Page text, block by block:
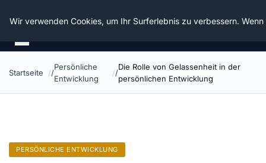
Die Schnitter
Startseite
Persönliche
Entwicklung
Die Rolle von Gelassenheit in der
persönlichen Entwicklung
PERSÖNLICHE ENTWICKLUNG
Wir verwenden Cookies, um Ihr Surferlebnis zu verbessern.